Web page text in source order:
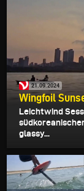
21.09.2024
Wingfoil
Leichtwind
glassy...